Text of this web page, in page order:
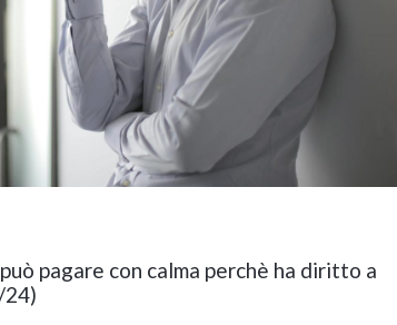
pagare con calma perchè ha diritto a
24)